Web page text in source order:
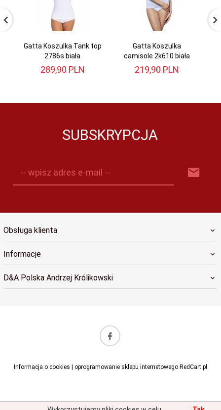
Gatta Koszulka Tank top
2786s biała
289,90 PLN
Gatta Koszulka
camisole 2k610 biała
219,90 PLN
SUBSKRYPCJA
-- wpisz adres e-mail --
Obsługa klienta
Informacje
D&A Polska Andrzej Królikowski
Informacja o cookies | oprogramowanie sklepu internetowego RedCart.pl